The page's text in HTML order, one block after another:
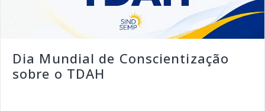
Dia Mundial de Conscientização
sobre o TDAH